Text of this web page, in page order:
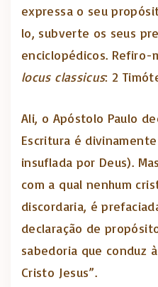
expressa o seu
lo, subverte os seus
enciclopédicos. Refiro-
locus classicus: 2
Ali, o Apóstolo Paulo
Escritura é
insuflada por Deus).
com a qual nenhum
discordaria, é
declaração de
sabedoria que conduz
Cristo Jesus”.